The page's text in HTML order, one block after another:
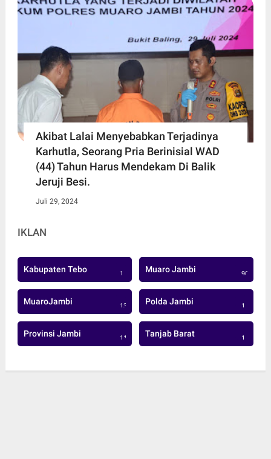
Akibat Lalai Menyebabkan Terjadinya
Karhutla, Seorang Pria Berinisial WAD
(44) Tahun Harus Mendekam Di Balik
Jeruji Besi.
Juli 29, 2024
IKLAN
Kabupaten Tebo 1 Muaro Jambi 906
MuaroJambi 137 Polda Jambi 1
Provinsi Jambi 113 Tanjab Barat 1